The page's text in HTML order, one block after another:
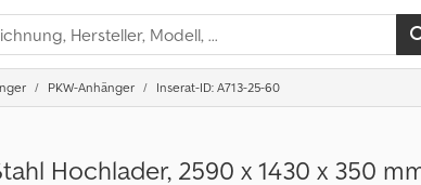
PKW-Anhänger Inserat-ID: A713-25-60
Hochlader, 2590 x 1430 x 350